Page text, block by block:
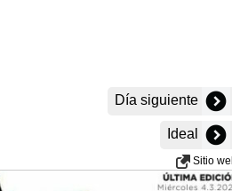
Día siguiente
Ideal
Sitio